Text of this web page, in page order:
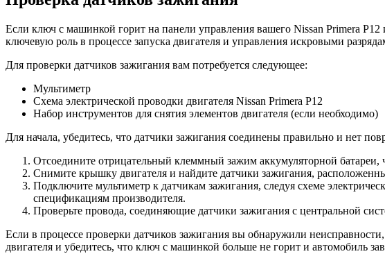
Если ключ с машинкой горит на панели управления вашего Nissan Primera
ключевую роль в процессе запуска двигателя и управления искровыми
Для проверки датчиков зажигания вам потребуется следующее:
Мультиметр
Схема электрической проводки двигателя Nissan Primera P12
Набор инструментов для снятия элементов двигателя (если необходимо)
Для начала, убедитесь, что датчики зажигания соединены правильно и нет
Отсоедините отрицательный клеммный зажим аккумуляторной
Снимите крышку двигателя и найдите датчики зажигания,
Подключите мультиметр к датчикам зажигания, следуя схеме
спецификациям производителя.
Проверьте провода, соединяющие датчики зажигания с центральной
Если в процессе проверки датчиков зажигания вы обнаружили
двигателя и убедитесь, что ключ с машинкой больше не горит и автомобиль